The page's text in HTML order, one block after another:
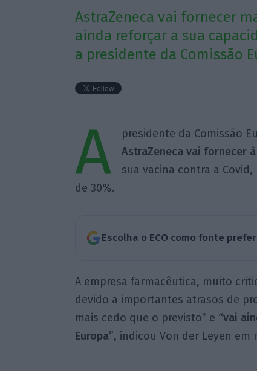
AstraZeneca vai fornecer
ainda reforçar a sua
a presidente da Comissão
A presidente da Comissão
AstraZeneca vai fornecer
sua vacina contra a
de 30%.
Escolha o ECO como fonte
A empresa farmacêutica, muito
devido a importantes atrasos de
mais cedo que o previsto” e “vai
Europa”, indicou Von der Leyen em